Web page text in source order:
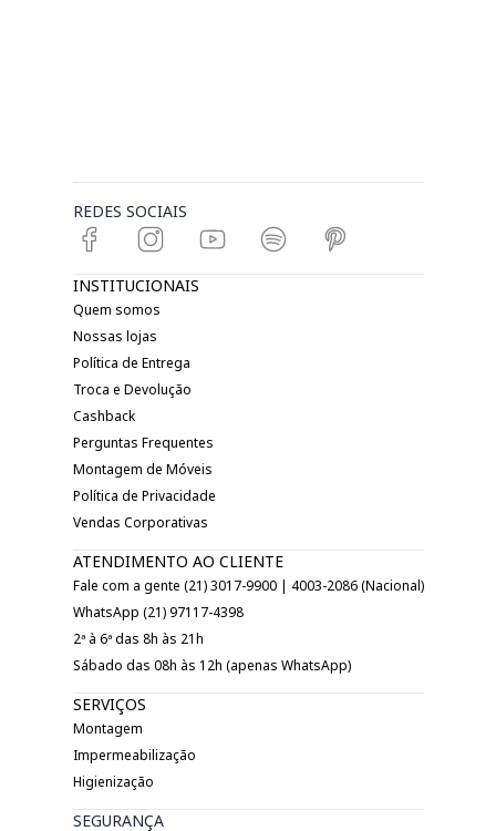
REDES SOCIAIS
INSTITUCIONAIS
Quem somos
Nossas lojas
Política de Entrega
Troca e Devolução
Cashback
Perguntas Frequentes
Montagem de Móveis
Política de Privacidade
Vendas Corporativas
ATENDIMENTO AO CLIENTE
Fale com a gente (21) 3017-9900 | 4003-2086 (Nacional)
WhatsApp (21) 97117-4398
2ª à 6ª das 8h às 21h
Sábado das 08h às 12h (apenas WhatsApp)
SERVIÇOS
Montagem
Impermeabilização
Higienização
SEGURANÇA